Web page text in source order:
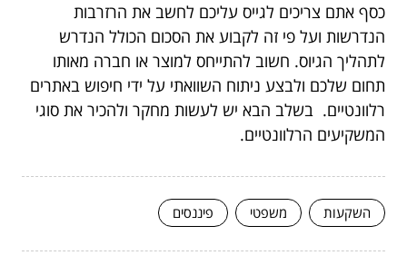
כסף אתם צריכים לגייס עליכם לחשב את הרזרבות
הנדרשות ועל פי זה לקבוע את הסכום הכולל הנדרש
לתהליך הגיוס. חשוב להתייחס למוצר או חברה מאותו
תחום שלכם ולבצע ניתוח השוואתי על ידי חיפוש באתרים
רלוונטיים. בשלב הבא יש לעשות מחקר ולהכיר את סוגי
המשקיעים הרלוונטיים.
השקעות משפטי פיננסים